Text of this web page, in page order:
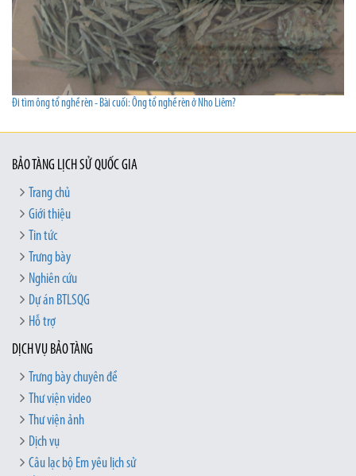
Đi tìm ông tổ nghề rèn - Bài cuối: Ông tổ nghề rèn ở Nho Liêm?
BẢO TÀNG LỊCH SỬ QUỐC GIA
Trang chủ
Giới thiệu
Tin tức
Trưng bày
Nghiên cứu
Dự án BTLSQG
Hỗ trợ
DỊCH VỤ BẢO TÀNG
Trưng bày chuyên đề
Thư viện video
Thư viện ảnh
Dịch vụ
Câu lạc bộ Em yêu lịch sử